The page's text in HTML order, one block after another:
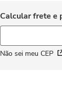
Não sei meu CEP